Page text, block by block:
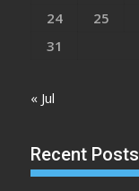
24
25
31
« Jul
Recent Posts